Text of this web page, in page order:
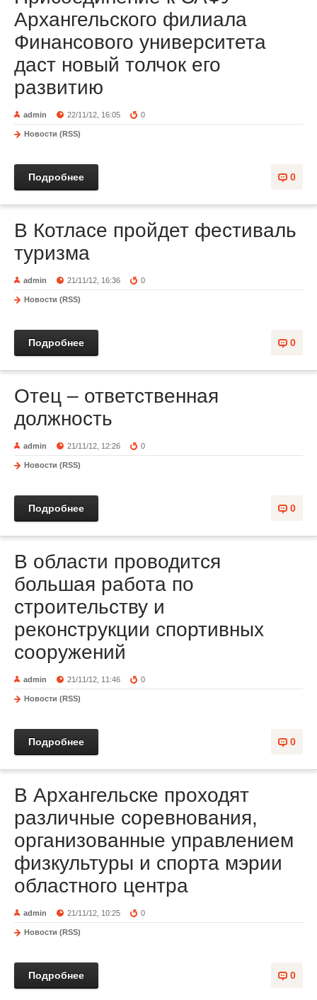
Архангельского филиала
Финансового университета
даст новый толчок его
развитию
admin 22/11/12, 16:05 0
Новости (RSS)
0
Подробнее
В Котласе пройдет фестиваль
туризма
admin 21/11/12, 16:36 0
Новости (RSS)
0
Подробнее
Отец – ответственная
должность
admin 21/11/12, 12:26 0
Новости (RSS)
0
Подробнее
В области проводится
большая работа по
строительству и
реконструкции спортивных
сооружений
admin 21/11/12, 11:46 0
Новости (RSS)
0
Подробнее
В Архангельске проходят
различные соревнования,
организованные управлением
физкультуры и спорта мэрии
областного центра
admin 21/11/12, 10:25 0
Новости (RSS)
0
Подробнее